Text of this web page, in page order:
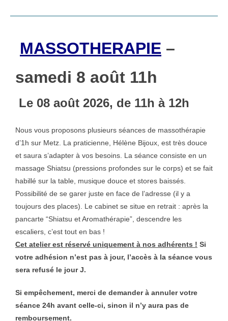
MASSOTHERAPIE –
samedi 8 août 11h
Le 08 août 2026, de 11h à 12h
Nous vous proposons plusieurs séances de massothérapie
d’1h sur Metz. La praticienne, Hélène Bijoux, est très douce
et saura s’adapter à vos besoins. La séance consiste en un
massage Shiatsu (pressions profondes sur le corps) et se fait
habillé sur la table, musique douce et stores baissés.
Possibilité de se garer juste en face de l’adresse (il y a
toujours des places). Le cabinet se situe en retrait : après la
pancarte “Shiatsu et Aromathérapie”, descendre les
escaliers, c’est tout en bas !
Cet atelier est réservé uniquement à nos adhérents ! Si
votre adhésion n’est pas à jour, l’accès à la séance vous
sera refusé le jour J.
Si empêchement, merci de demander à annuler votre
séance 24h avant celle-ci, sinon il n’y aura pas de
remboursement.